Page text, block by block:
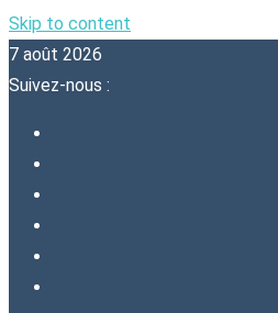
Skip to content
7 août 2026
Suivez-nous :